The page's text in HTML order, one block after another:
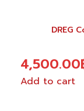
DREG
4,500.00
Add to cart